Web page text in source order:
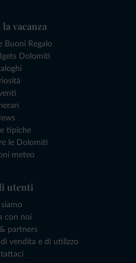
vacanza
Buoni Regalo
Dolomiti
tipiche
le Dolomiti
meteo
utenti
con noi
partners
vendita e di utilizzo